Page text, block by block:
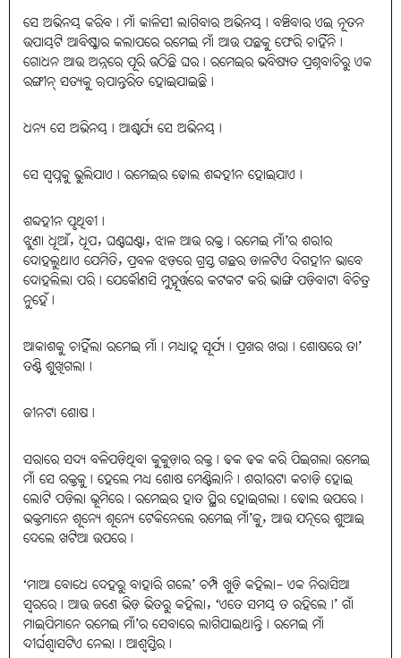
ସେ ଅଭିନୟ କରିବ। ମାଁ କାଳିସୀ ଲାଗିବାର ଅଭିନୟ। ବଞ୍ଚିବାର ଏଇ ନୂତନ
ଉପାୟଟି ଆବିଷ୍କାର କଲାପରେ ରମେଇ ମାଁ ଆଉ ପଛକୁ ଫେରି ଚାହିଁନି।
ଗୋଧନ ଆଉ ଅନ୍ନରେ ପୂରି ଉଠିଛି ଘର। ରମେଇର ଭବିଷ୍ୟତ ପ୍ରଶ୍ନବାଚିରୁ ଏକ
ରଙ୍ଗୀନ୍ ସତ୍ୟକୁ ଋପାନ୍ତରିତ ହୋଇଯାଇଛି।
ଧନ୍ୟ ସେ ଅଭିନୟ। ଆଶ୍ଚର୍ଯ୍ୟ ସେ ଅଭିନୟ।
ସେ ସ୍ବପ୍ନକୁ ଭୁଲିଯାଏ। ରମେଇର ଢୋଲ ଶବ୍ଦହୀନ ହୋଇଯାଏ।
ଶବ୍ଦହୀନ ପୃଥିବୀ।
ଝୁଣା ଧୂଆଁ, ଧୂପ, ଘଣ୍ଟଘଣ୍ଟା, ଝାଳ ଆଉ ରକ୍ତ। ରମେଇ ମାଁ’ର ଶରୀର
ଦୋହଲୁଥାଏ ଯେମିତି, ପ୍ରବଳ ଝଡ଼ରେ ଗ୍ରସ୍ତ ଗଛର ଡାଳଟିଏ ଦିଗହୀନ ଭାବେ
ଦୋହଲିଲା ପରି। ଯେକୌଣସି ମୁହୂର୍ତ୍ତରେ କଟକଟ କରି ଭାଙ୍ଗି ପଡ଼ିବାଟା ବିଚିତ୍ର
ନୁହେଁ।
ଆକାଶକୁ ଚାହିଁଲା ରମେଇ ମାଁ। ମଧ୍ୟାହ୍ନ ସୂର୍ଯ୍ୟ। ପ୍ରଖର ଖରା। ଶୋଷରେ ତା’
ତଣ୍ଟି ଶୁଖିଗଲା।
ଜୀନଟା ଶୋଷ।
ସରାରେ ସଦ୍ୟ ବଳିପଡ଼ିଥିବା କୁକୁଡ଼ାର ରକ୍ତ। ଢକ ଢକ କରି ପିଇଗଲା ରମେଇ
ମାଁ ସେ ରକ୍ତକୁ। ହେଲେ ମଧ୍ୟ ଶୋଷ ମେଣ୍ଟିଲାନି। ଶରୀରଟା କଚାଡ଼ି ହୋଇ
ଲୋଟି ପଡ଼ିଲା ଭୂମିରେ। ରମେଇର ହାତ ସ୍ଥିର ହୋଇଗଲା। ଢୋଲ ଉପରେ।
ଭକ୍ତମାନେ ଶୂନ୍ୟେ ଶୂନ୍ୟେ ଟେକିନେଲେ ରମେଇ ମାଁ’କୁ, ଆଉ ଯତ୍ନରେ ଶୁଆଇ
ଦେଲେ ଖଟିଆ ଉପରେ।
‘ମାଆ ବୋଧେ ଦେହରୁ ବାହାରି ଗଲେ’ ଚମ୍ପି ଖୁଡ଼ି କହିଲା- ଏକ ନିରାସିଆ
ସ୍ବରରେ। ଆଉ ଜଣେ ଭିଡ଼ ଭିତରୁ କହିଲା, ‘ଏତେ ସମୟ ତ ରହିଲେ।’ ଗାଁ
ମାଇପିମାନେ ରମେଇ ମାଁ’ର ସେବାରେ ଲାଗିଯାଇଥାନ୍ତି। ରମେଇ ମାଁ
ଦୀର୍ଘଶ୍ବାସଟିଏ ନେଲା। ଆଶ୍ବସ୍ତିର।